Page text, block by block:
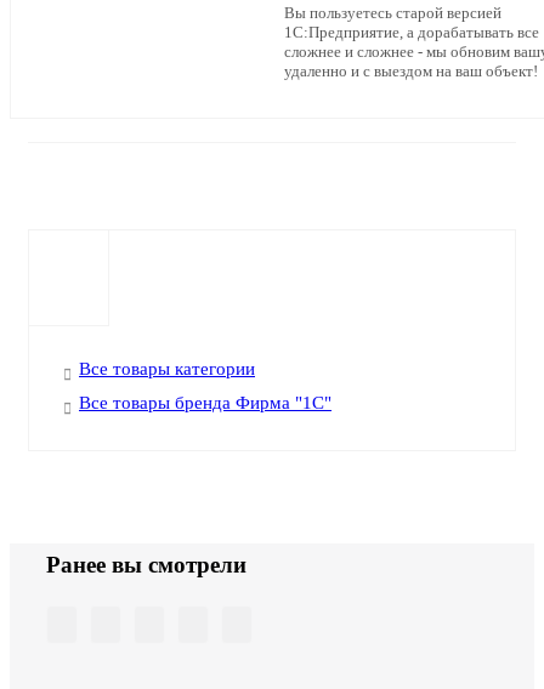
Вы пользуетесь старой версией
1С:Предприятие, а дорабатывать все
сложнее и сложнее - мы обновим
удаленно и с выездом на ваш объект!
Все товары категории
Все товары бренда Фирма "1С"
Ранее вы смотрели